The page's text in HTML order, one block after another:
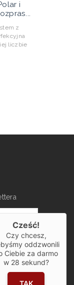
i
z
liczbie
Cześć!
Czy chcesz,
oddzwonili
Ciebie za darmo
w 28 sekund?